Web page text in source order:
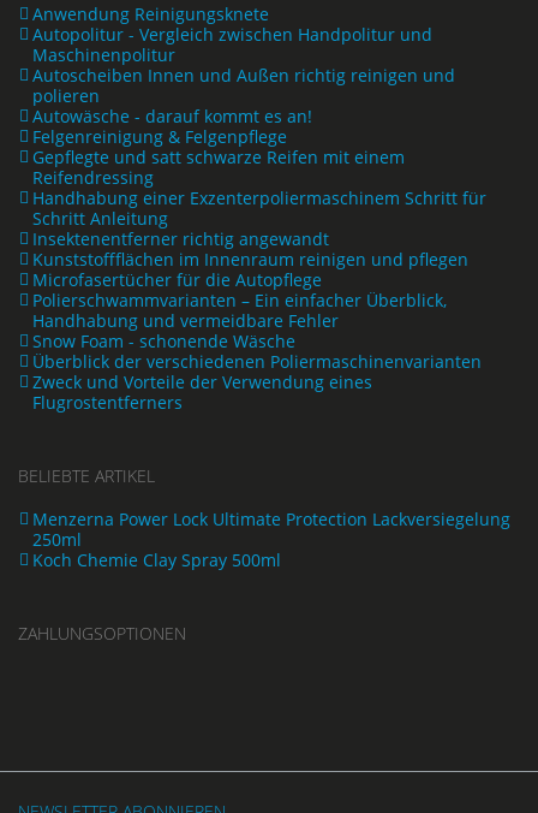
Anwendung Reinigungsknete
Autopolitur - Vergleich zwischen Handpolitur und
Maschinenpolitur
Autoscheiben Innen und Außen richtig reinigen und
polieren
Autowäsche - darauf kommt es an!
Felgenreinigung & Felgenpflege
Gepflegte und satt schwarze Reifen mit einem
Reifendressing
Handhabung einer Exzenterpoliermaschinem Schritt für
Schritt Anleitung
Insektenentferner richtig angewandt
Kunststoffflächen im Innenraum reinigen und pflegen
Microfasertücher für die Autopflege
Polierschwammvarianten – Ein einfacher Überblick,
Handhabung und vermeidbare Fehler
Snow Foam - schonende Wäsche
Überblick der verschiedenen Poliermaschinenvarianten
Zweck und Vorteile der Verwendung eines
Flugrostentferners
BELIEBTE ARTIKEL
Menzerna Power Lock Ultimate Protection Lackversiegelung
250ml
Koch Chemie Clay Spray 500ml
ZAHLUNGSOPTIONEN